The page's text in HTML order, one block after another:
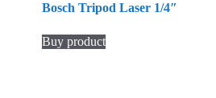
Bosch Tripod Laser 1/4″
Buy product